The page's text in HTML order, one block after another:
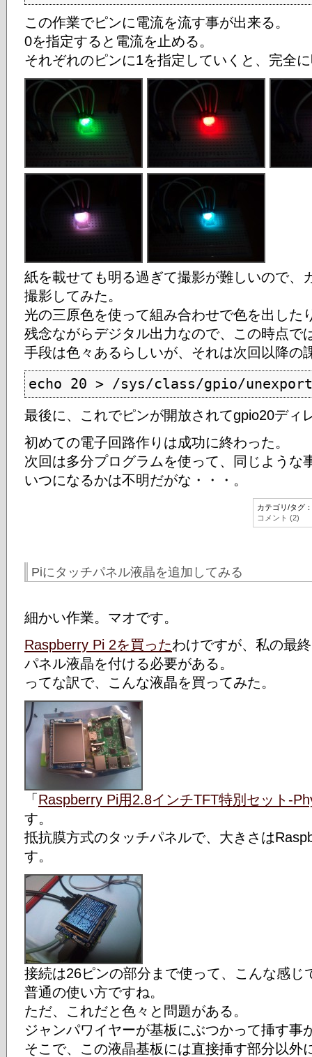
この作業でピンに電流を流す事が出来る。
0を指定すると電流を止める。
それぞれのピンに1を指定していくと、完全
紙を載せても明る過ぎて撮影が難しいので、
撮影してみた。
光の三原色を使って組み合わせで色を出した
残念ながらデジタル出力なので、この時点で
手段は色々あるらしいが、それは次回以降の
echo 20 > /sys/class/gpio/unexport
最後に、これでピンが開放されてgpio20ディ
初めての電子回路作りは成功に終わった。
次回は多分プログラムを使って、同じような
いつになるかは不明だがな・・・。
カテゴリ/タグ：
コメント (2)
Piにタッチパネル液晶を追加してみる
細かい作業。マオです。
Raspberry Pi 2を買ったわけですが、私の最
パネル液晶を付ける必要がある。
ってな訳で、こんな液晶を買ってみた。
「 Raspberry Pi用2.8インチTFT特別セット-
す。
抵抗膜方式のタッチパネルで、大きさは
す。
接続は26ピンの部分まで使って、こんな感じ
普通の使い方ですね。
ただ、これだと色々と問題がある。
ジャンパワイヤーが基板にぶつかって挿す事
そこで、この液晶基板には直接挿す部分以外